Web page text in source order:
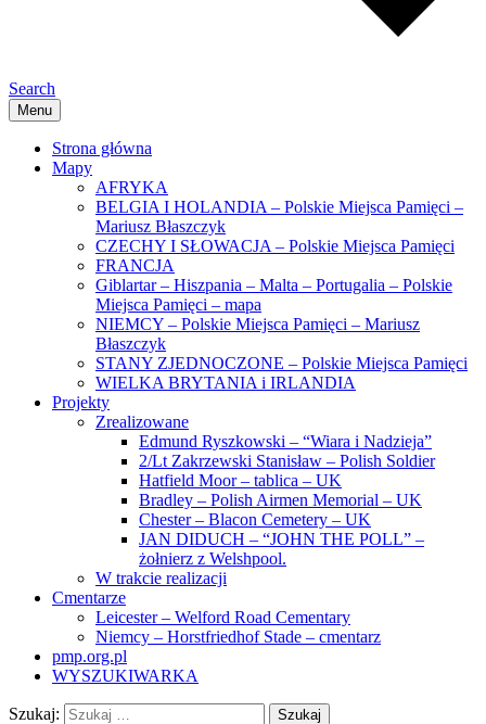
Search
Menu
Strona główna
Mapy
AFRYKA
BELGIA I HOLANDIA – Polskie Miejsca Pamięci –
Mariusz Błaszczyk
CZECHY I SŁOWACJA – Polskie Miejsca Pamięci
FRANCJA
Giblartar – Hiszpania – Malta – Portugalia – Polskie
Miejsca Pamięci – mapa
NIEMCY – Polskie Miejsca Pamięci – Mariusz
Błaszczyk
STANY ZJEDNOCZONE – Polskie Miejsca Pamięci
WIELKA BRYTANIA i IRLANDIA
Projekty
Zrealizowane
Edmund Ryszkowski – “Wiara i Nadzieja”
2/Lt Zakrzewski Stanisław – Polish Soldier
Hatfield Moor – tablica – UK
Bradley – Polish Airmen Memorial – UK
Chester – Blacon Cemetery – UK
JAN DIDUCH – “JOHN THE POLL” –
żołnierz z Welshpool.
W trakcie realizacji
Cmentarze
Leicester – Welford Road Cementary
Niemcy – Horstfriedhof Stade – cmentarz
pmp.org.pl
WYSZUKIWARKA
Szukaj: